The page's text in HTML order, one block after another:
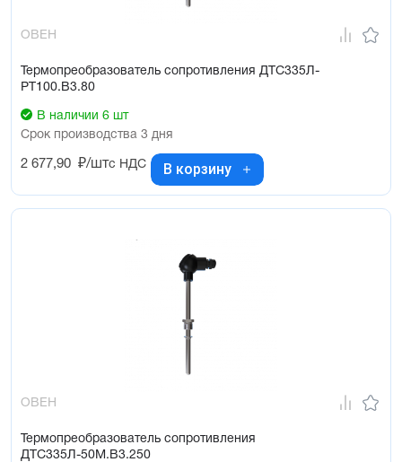
ОВЕН
Термопреобразователь сопротивления ДТС335Л-
РТ100.В3.80
В наличии 6 шт
Срок производства 3 дня
2 677,90 ₽/штс НДС В корзину
ОВЕН
Термопреобразователь сопротивления
ДТС335Л-50М.В3.250